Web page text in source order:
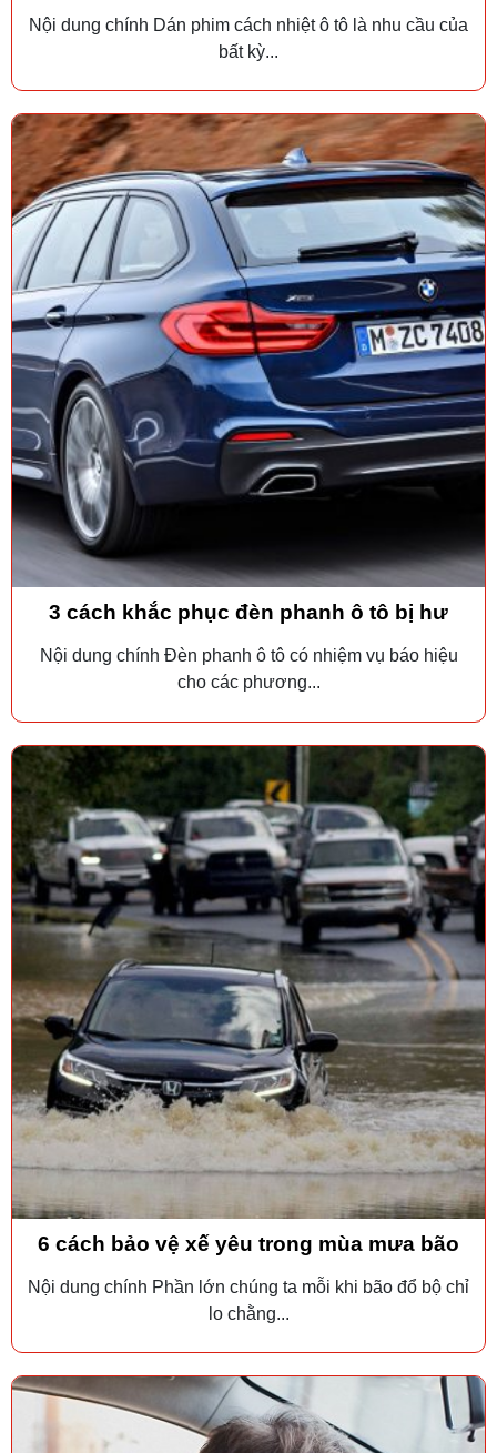
Nội dung chính Dán phim cách nhiệt ô tô là nhu cầu của
bất kỳ...
3 cách khắc phục đèn phanh ô tô bị hư
Nội dung chính Đèn phanh ô tô có nhiệm vụ báo hiệu
cho các phương...
6 cách bảo vệ xế yêu trong mùa mưa bão
Nội dung chính Phần lớn chúng ta mỗi khi bão đổ bộ chỉ
lo chằng...